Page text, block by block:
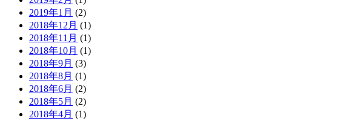
2019年1月 (2)
2018年12月 (1)
2018年11月 (1)
2018年10月 (1)
2018年9月 (3)
2018年8月 (1)
2018年6月 (2)
2018年5月 (2)
2018年4月 (1)